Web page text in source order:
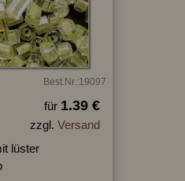
Best.Nr.:19097
für 1.39 €
zzgl. Versand
lüster